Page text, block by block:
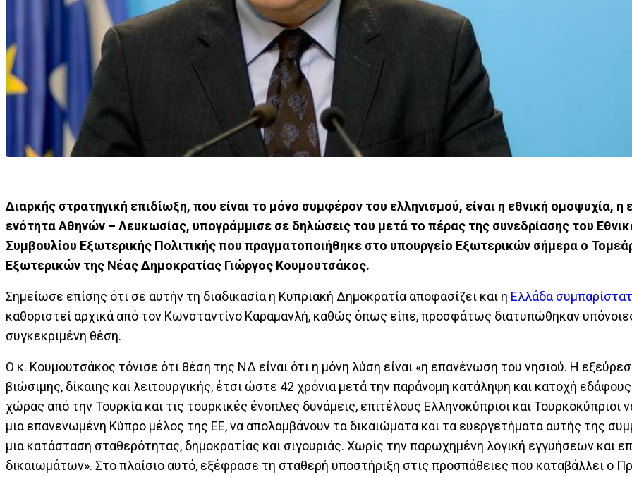
Διαρκής στρατηγική επιδίωξη, που είναι το μόνο συμφέρον του ελληνισμού, είναι η εθνική ομοψυχία, η
ενότητα Αθηνών – Λευκωσίας, υπογράμμισε σε δηλώσεις του μετά το πέρας της συνεδρίασης του
Συμβουλίου Εξωτερικής Πολιτικής που πραγματοποιήθηκε στο υπουργείο Εξωτερικών σήμερα ο
Εξωτερικών της Νέας Δημοκρατίας Γιώργος Κουμουτσάκος.
Σημείωσε επίσης ότι σε αυτήν τη διαδικασία η Κυπριακή Δημοκρατία αποφασίζει και η Ελλάδα
καθοριστεί αρχικά από τον Κωνσταντίνο Καραμανλή, καθώς όπως είπε, προσφάτως διατυπώθηκαν
συγκεκριμένη θέση.
Ο κ. Κουμουτσάκος τόνισε ότι θέση της ΝΔ είναι ότι η μόνη λύση είναι «η επανένωση του νησιού. Η
βιώσιμης, δίκαιης και λειτουργικής, έτσι ώστε 42 χρόνια μετά την παράνομη κατάληψη και κατοχή
χώρας από την Τουρκία και τις τουρκικές ένοπλες δυνάμεις, επιτέλους Ελληνοκύπριοι και Τουρκοκύπριοι
μια επανενωμένη Κύπρο μέλος της ΕΕ, να απολαμβάνουν τα δικαιώματα και τα ευεργετήματα αυτής της
μια κατάσταση σταθερότητας, δημοκρατίας και σιγουριάς. Χωρίς την παρωχημένη λογική εγγυήσεων και
δικαιωμάτων». Στο πλαίσιο αυτό, εξέφρασε τη σταθερή υποστήριξη στις προσπάθειες που καταβάλλει ο